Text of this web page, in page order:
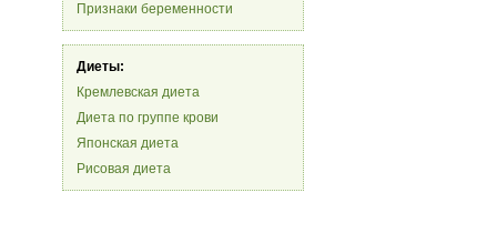
Признаки беременности
Диеты:
Кремлевская диета
Диета по группе крови
Японская диета
Рисовая диета